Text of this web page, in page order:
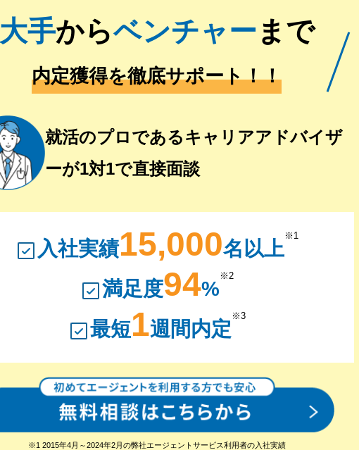
大手からベンチャー まで
内定獲得を徹底サポート！！
就活のプロであるキャリアアドバイザ
ーが1対1で直接面談
入社実績15,000名以上
※1
満足度94%
※2
最短1週間内定
※3
※1 2015年4月～2024年2月の弊社エージェントサービス利用者の入社実績